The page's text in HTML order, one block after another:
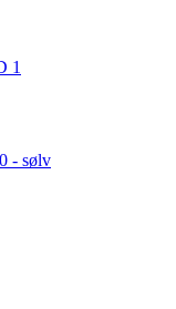
1
- sølv